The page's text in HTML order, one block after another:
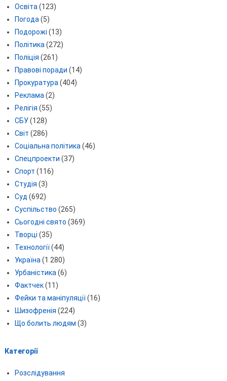
Освіта (123)
Погода (5)
Подорожі (13)
Політика (272)
Поліція (261)
Правові поради (14)
Прокуратура (404)
Реклама (2)
Релігія (55)
СБУ(128)
Світ (286)
Соціальна політика (46)
Спецпроекти (37)
Спорт (116)
Студія (3)
Суд (692)
Суспільство (265)
Сьогодні свято (369)
Творці (35)
Технології(44)
Україна (1 280)
Урбаністика (6)
Фактчек(11)
Фейки та маніпуляції(16)
Шизофренія (224)
Що болить людям (3)
Категорії
Розслідування